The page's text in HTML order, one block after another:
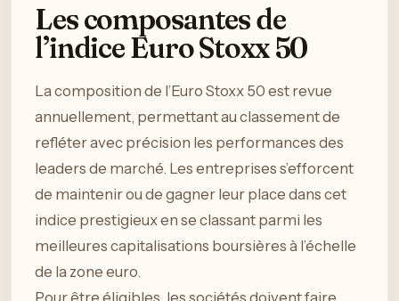
Les composantes de
l’indice Euro Stoxx 50
La composition de l’Euro Stoxx 50 est revue
annuellement, permettant au classement de
refléter avec précision les performances des
leaders de marché. Les entreprises s’efforcent
de maintenir ou de gagner leur place dans cet
indice prestigieux en se classant parmi les
meilleures capitalisations boursières à l’échelle
de la zone euro.
Pour être éligibles, les sociétés doivent faire